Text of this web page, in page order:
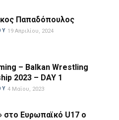
Παπαδόπουλος
19 Απριλίου, 2024
– Balkan Wrestling
2023 – DAY 1
4 Μαΐου, 2023
στο Ευρωπαϊκό U17 ο